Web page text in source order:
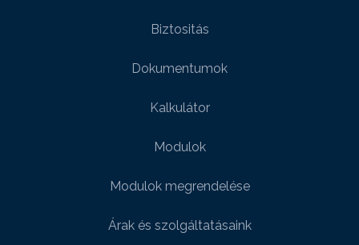
Biztositás
Dokumentumok
Kalkulátor
Modulok
Modulok megrendelése
Árak és szolgáltatásaink